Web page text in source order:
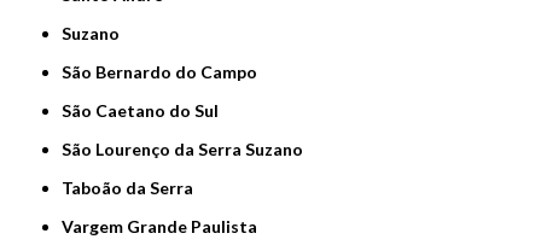
Suzano
São Bernardo do Campo
São Caetano do Sul
São Lourenço da Serra Suzano
Taboão da Serra
Vargem Grande Paulista